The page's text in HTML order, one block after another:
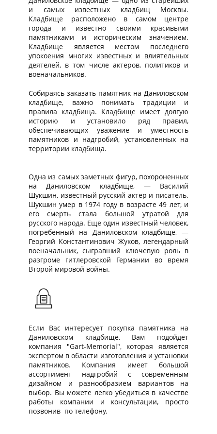
и самых известных кладбищ Москвы.
Кладбище расположено в самом центре
города и известно своими красивыми
памятниками и историческим значением.
Кладбище является местом последнего
упокоения многих известных и влиятельных
деятелей, в том числе актеров, политиков и
военачальников.
Собираясь заказать памятник на Даниловском
кладбище, важно понимать традиции и
правила кладбища. Кладбище имеет долгую
историю и установило ряд правил,
обеспечивающих уважение и уместность
памятников и надгробий, установленных на
территории кладбища.
Одна из самых заметных фигур, похороненных
на Даниловском кладбище, — Василий
Шукшин, известный русский актер и писатель.
Шукшин умер в 1974 году в возрасте 49 лет, и
его смерть стала большой утратой для
русского народа. Еще один известный человек,
погребенный на Даниловском кладбище, —
Георгий Константинович Жуков, легендарный
военачальник, сыгравший ключевую роль в
разгроме гитлеровской Германии во время
Второй мировой войны.
Если Вас интересует покупка памятника на
Даниловском кладбище, Вам подойдет
компания "Gart-Memorial", которая является
экспертом в области изготовления и установки
памятников. Компания имеет большой
ассортимент надгробий с современным
дизайном и разнообразием вариантов на
выбор. Вы можете легко убедиться в качестве
работы компании и консультации, просто
позвонив по телефону.